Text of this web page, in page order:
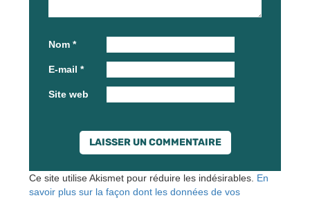
Nom *
E-mail *
Site web
Ce site utilise Akismet pour réduire les indésirables. En
savoir plus sur la façon dont les données de vos